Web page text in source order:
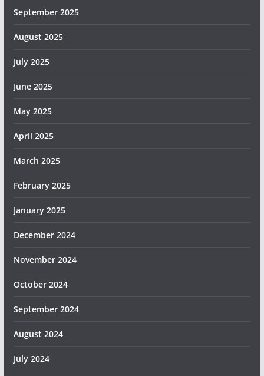
September 2025
August 2025
July 2025
June 2025
May 2025
April 2025
March 2025
February 2025
January 2025
December 2024
November 2024
October 2024
September 2024
August 2024
July 2024